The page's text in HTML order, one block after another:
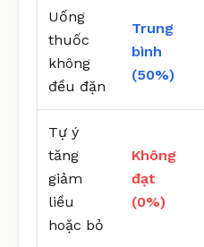
Uống
thuốc
không
đều đặn
Trung
bình
(50%)
Tự ý
tăng
giảm
liều
hoặc bỏ
Không
đạt
(0%)